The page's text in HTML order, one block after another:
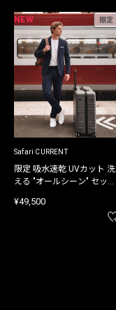
NEW 限定
Safari CURRENT
限定 吸水速乾 UVカット 洗
える "オールシーン" セット
¥49,500